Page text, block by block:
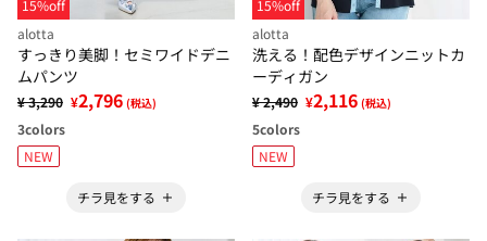
15%off
alotta
すっきり美脚！セミワイドデニ
ムパンツ
¥ 3,290 ¥2,796 (税込)
3colors
NEW
チラ見をする
15%off
alotta
洗える！配色デザインニットカ
ーディガン
¥ 2,490 ¥2,116 (税込)
5colors
NEW
チラ見をする